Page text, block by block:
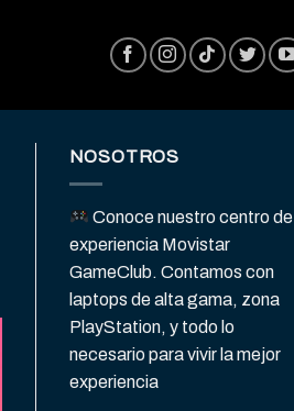
NOSOTROS
Conoce nuestro centro de
experiencia Movistar
GameClub. Contamos con
laptops de alta gama, zona
PlayStation, y todo lo
necesario para vivir la mejor
experiencia